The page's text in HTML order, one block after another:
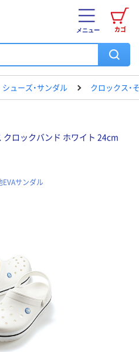
カゴ
メニュー
シューズ・サンダル クロックス・
クロックバンド ホワイト 24cm
EVAサンダル